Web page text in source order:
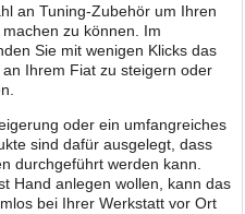
an Tuning-Zubehör um Ihren
zu können. Im
Sie mit wenigen Klicks das
Ihrem Fiat zu steigern oder
oder ein umfangreiches
sind dafür ausgelegt, dass
durchgeführt werden kann.
Hand anlegen wollen, kann das
bei Ihrer Werkstatt vor Ort